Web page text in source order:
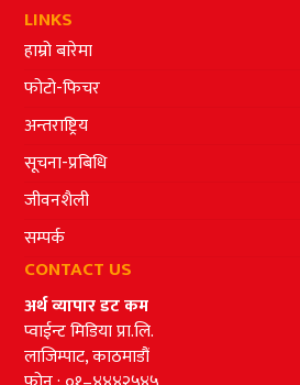
LINKS
हाम्रो बारेमा
फोटो-फिचर
अन्तराष्ट्रिय
सूचना-प्रबिधि
जीवनशैली
सम्पर्क
CONTACT US
अर्थ व्यापार डट कम
प्वाईन्ट मिडिया प्रा.लि.
लाजिम्पाट, काठमाडौं